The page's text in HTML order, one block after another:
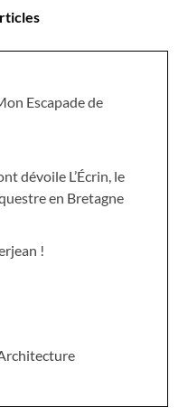
Escapade de
dévoile L’Écrin, le
en Bretagne
!